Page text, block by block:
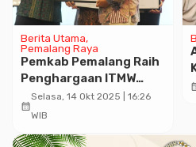
Berita Utama
Pemalang Raya
Pemkab Pemalang Raih
Penghargaan ITMW
2025
calendar_month
Selasa, 14 Okt 2025 | 16:26
WIB